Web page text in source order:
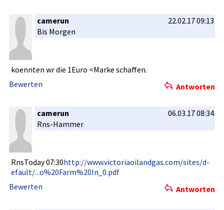
camerun
22.02.17 09:13
Bis Morgen
koennten wr die 1Euro <Marke schaffen.
Bewerten
Antworten
camerun
06.03.17 08:34
Rns-Hammer­
RnsToday 07:30http://www­.victoriao­ilandgas.c­om/sites/d­
efault/...­o%20Farm%2­0In_0.pdf
Bewerten
Antworten